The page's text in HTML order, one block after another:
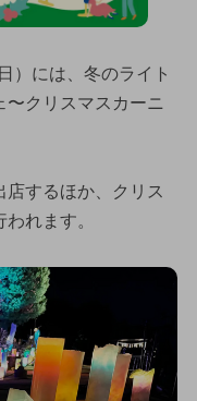
）には、冬のライト
〜クリスマスカーニ
するほか、クリス
れます。